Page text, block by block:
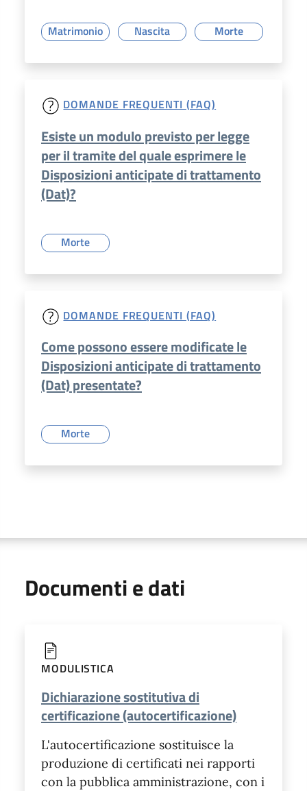
Matrimonio Nascita Morte
DOMANDE FREQUENTI (FAQ)
Esiste un modulo previsto per legge
per il tramite del quale esprimere le
Disposizioni anticipate di trattamento
(Dat)?
Morte
DOMANDE FREQUENTI (FAQ)
Come possono essere modificate le
Disposizioni anticipate di trattamento
(Dat) presentate?
Morte
Documenti e dati
MODULISTICA
Dichiarazione sostitutiva di
certificazione (autocertificazione)
L'autocertificazione sostituisce la
produzione di certificati nei rapporti
con la pubblica amministrazione, con i